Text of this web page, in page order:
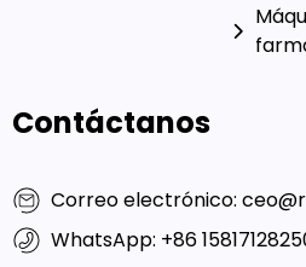
Contáctanos
Correo electrónico:
WhatsApp: +86